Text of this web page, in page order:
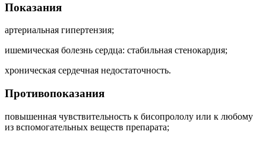
Показания
артериальная гипертензия;
ишемическая болезнь сердца: стабильная стенокардия;
хроническая сердечная недостаточность.
Противопоказания
повышенная чувствительность к бисопрололу или к любому
из вспомогательных веществ препарата;